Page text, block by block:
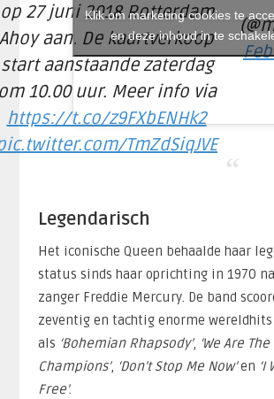
op 27 juni 2018 Rotterdam
Ahoy aan. De kaartverkoop
start aanstaande zaterdag
10.00 uur. Meer info via
https://t.co/z9FXbENHk2
TmZdSiqJVE
Klik om marketing cookies te
en deze inhoud in te
Legendarisch
Het iconische Queen behaalde haar
status sinds haar oprichting in 1970
zanger Freddie Mercury. De band
zeventig en tachtig enorme
als ‘Bohemian Rhapsody’, ‘We Are The
Champions’, ‘Don’t Stop Me Now’en ‘I
Free’.